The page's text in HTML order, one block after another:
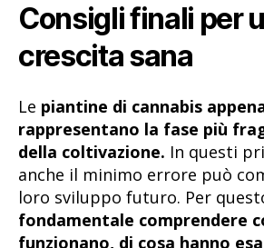
Consigli finali per
crescita sana
Le piantine di cannabis
rappresentano la fase più
della coltivazione. In questi
anche il minimo errore può
loro sviluppo futuro. Per
fondamentale comprendere
funzionano, di cosa hanno